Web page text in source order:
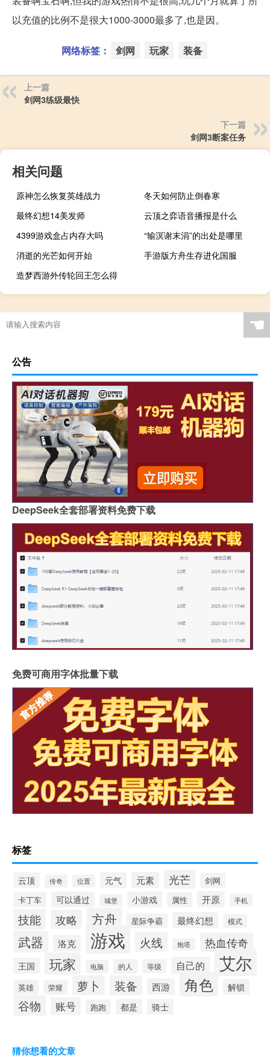
以充值的比例不是很大1000-3000最多了,也是因。
网络标签： 剑网 玩家 装备
上一篇
剑网3练级最快
下一篇
剑网3断案任务
相关问题
原神怎么恢复英雄战力
冬天如何防止倒春寒
最终幻想14美发师
云顶之弈语音播报是什么
4399游戏盒占内存大吗
“输溟谢末涓”的出处是哪里
消逝的光芒如何开始
手游版方舟生存进化国服
造梦西游外传轮回王怎么得
☚
公告
DeepSeek全套部署资料免费下载
免费可商用字体批量下载
标签
云顶 传奇 位置 元气 元素 光芒
剑网
卡丁车
可以通过 城堡 小游戏 属性 开原 手机
技能 攻略 方舟 星际争霸 最终幻想 模式
武器 洛克 游戏 火线 炮塔 热血传奇
王国 玩家 电脑 的人 等级 自己的 艾尔
英雄 荣耀 萝卜 装备 西游 角色 解锁
谷物 账号 跑跑 都是 骑士
猜你想看的文章